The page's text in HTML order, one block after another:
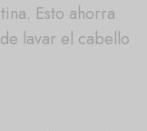
Esto ahorra
lavar el cabello